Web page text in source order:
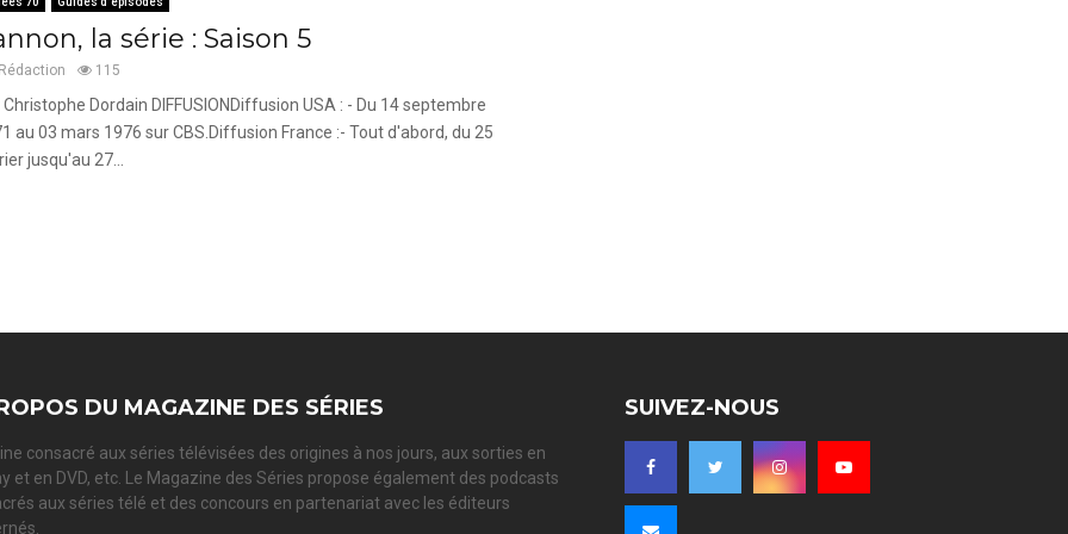
la série : Saison 5
Rédaction 115
Christophe Dordain DIFFUSIONDiffusion USA : - Du 14 septembre
au 03 mars 1976 sur CBS.Diffusion France :- Tout d'abord, du 25
jusqu'au 27...
DU MAGAZINE DES SÉRIES
consacré aux séries télévisées des origines à nos jours, aux sorties en
et en DVD, etc. Le Magazine des Séries propose également des podcasts
aux séries télé et des concours en partenariat avec les éditeurs
SUIVEZ-NOUS